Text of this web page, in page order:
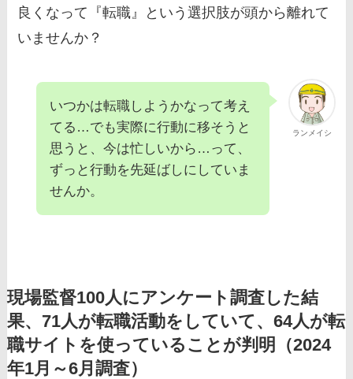
良くなって『転職』という選択肢が頭から離れて
いませんか？
ランメイシ
いつかは転職しようかなって考え
てる…でも実際に行動に移そうと
思うと、今は忙しいから…って、
ずっと行動を先延ばしにしていま
せんか。
現場監督100人にアンケート調査した結
果、71人が転職活動をしていて、64人が転
職サイトを使っていることが判明（2024
年1月～6月調査）